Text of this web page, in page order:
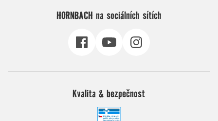
HORNBACH na sociálních sítích
Kvalita & bezpečnost